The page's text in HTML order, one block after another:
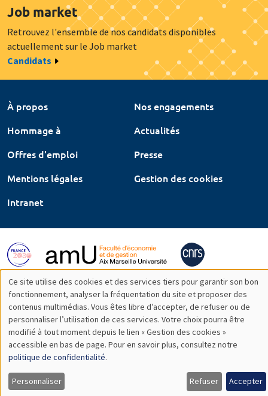
Job market
Retrouvez l'ensemble de nos candidats disponibles
actuellement sur le Job market
Candidats
À propos
Nos engagements
Hommage à
Actualités
Offres d'emploi
Presse
Mentions légales
Gestion des cookies
Intranet
Utilisation
des
données
personnelles
et
Ce site utilise des cookies et des services tiers pour garantir son bon
fonctionnement, analyser la fréquentation du site et proposer des
contenus multimédias. Vous êtes libre d’accepter, de refuser ou de
personnaliser l’utilisation de ces services. Votre choix pourra être
modifié à tout moment depuis le lien « Gestion des cookies »
accessible en bas de page. Pour en savoir plus, consultez notre
politique de confidentialité.
Personnaliser Refuser Accepter